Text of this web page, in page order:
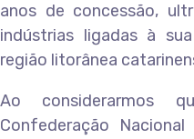
anos de concessão,
indústrias ligadas à
região litorânea
Ao considerarmos
Confederação